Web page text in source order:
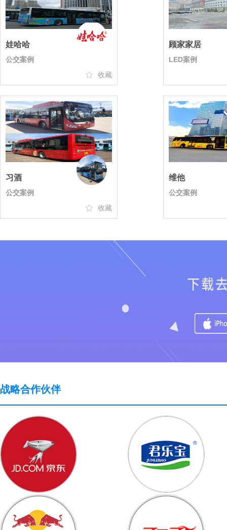
● 厦门有谱**文化传媒有限公司
● 乾桢智能**（上海）有限公司
● 武汉市金**农业科技发展有限
● 星宇电子**波）有限公司
● 厦门金仕**属有限公司
● 吉林森工**泉阳泉有限公司
● 宁波方兴**子配送有限公司
● 上海山自**有限公司
● 南京溧水**茶叶专业合作社
● 厦门办厦**飞达电子科技有限
● 上海山自**有限公司
● 江苏杰隆**线有限公司
● 上海艺向**工程设计有限公司
● 深圳市中**科技有限责任公司
● 武汉金禾**电子商务公司
● 武汉金禾**电子商务公司
● 厦门办厦**飞达电子科技有限
● 安徽翔重**有限公司
● 江苏卧牛**温防水技术有限公
● 天嘉智能**制造江苏股份有限
● 厦门二五**团渠道招商部
● 深圳市至**技有限公司总部
● 宁波帷众**科技有限公司
● 慈溪市君**业有限公司
● 北京代步**品有限公司
● 广东吉祥**材有限公司
● 扬州茂源**科技有限公司
● 广东吉祥**材有限公司
娃哈哈
公交案例
收藏
顾家家居
LED案例
习酒
公交案例
收藏
维他
公交案例
战略合作伙伴